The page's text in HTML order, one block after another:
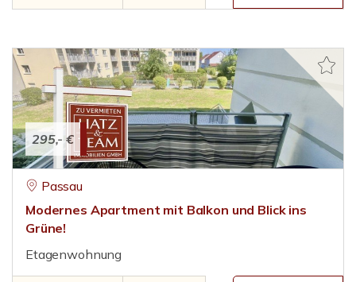
295,- €
Passau
Modernes Apartment mit Balkon und Blick ins
Grüne!
Etagenwohnung